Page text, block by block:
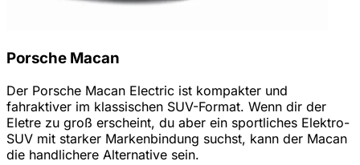
Porsche Macan
Der Porsche Macan Electric ist kompakter und
fahraktiver im klassischen SUV-Format. Wenn dir der
Eletre zu groß erscheint, du aber ein sportliches Elektro-
SUV mit starker Markenbindung suchst, kann der Macan
die handlichere Alternative sein.